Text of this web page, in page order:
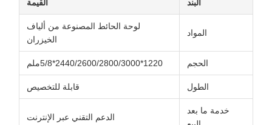
لوحة الحائط المصنوعة من ألياف
الخيزران
الحجم
الطول قابلة للتخصيص
خدمة ما بعد
الدعم التقني عبر الإنترنت